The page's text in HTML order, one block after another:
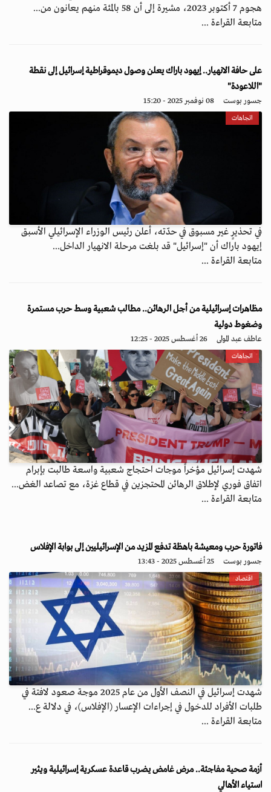
هجوم 7 أكتوبر 2023، مشيرة إلى أن 58 بالمئة منهم يعانون من...
متابعة القراءة ...
على حافة الانهيار.. إيهود باراك يعلن وصول ديموقراطية إسرائيل إلى نقطة
"اللاعودة"
جسور بوست 08 نوفمبر 2025 - 15:20
اتجاهات
في تحذيرٍ غير مسبوق في حدّته، أعلن رئيس الوزراء الإسرائيلي الأسبق
إيهود باراك أن "إسرائيل" قد بلغت مرحلة الانهيار الداخل...
متابعة القراءة ...
مظاهرات إسرائيلية من أجل الرهائن.. مطالب شعبية وسط حرب مستمرة
وضغوط دولية
عاطف عبد المولى 26 أغسطس 2025 - 12:25
اتجاهات
شهدت إسرائيل مؤخراً موجات احتجاج شعبية واسعة طالبت بإبرام
اتفاق فوري لإطلاق الرهائن المحتجزين في قطاع غزة، مع تصاعد الغض...
متابعة القراءة ...
فاتورة حرب ومعيشة باهظة تدفع المزيد من الإسرائيليين إلى بوابة الإفلاس
جسور بوست 25 أغسطس 2025 - 13:43
اقتصاد
شهدت إسرائيل في النصف الأول من عام 2025 موجة صعود لافتة في
طلبات الأفراد للدخول في إجراءات الإعسار (الإفلاس)، في دلالة ع...
متابعة القراءة ...
أزمة صحية مفاجئة.. مرض غامض يضرب قاعدة عسكرية إسرائيلية ويثير
استياء الأهالي